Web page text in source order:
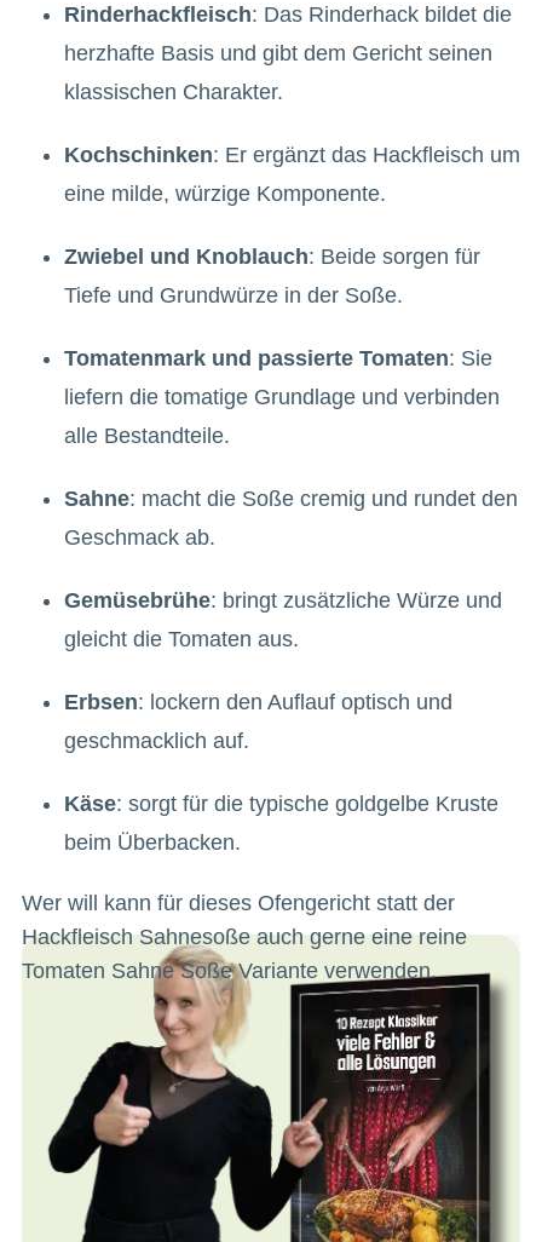
Rinderhackfleisch: Das Rinderhack bildet die
herzhafte Basis und gibt dem Gericht seinen
klassischen Charakter.
Kochschinken: Er ergänzt das Hackfleisch um
eine milde, würzige Komponente.
Zwiebel und Knoblauch: Beide sorgen für
Tiefe und Grundwürze in der Soße.
Tomatenmark und passierte Tomaten: Sie
liefern die tomatige Grundlage und verbinden
alle Bestandteile.
Sahne: macht die Soße cremig und rundet den
Geschmack ab.
Gemüsebrühe: bringt zusätzliche Würze und
gleicht die Tomaten aus.
Erbsen: lockern den Auflauf optisch und
geschmacklich auf.
Käse: sorgt für die typische goldgelbe Kruste
beim Überbacken.
Wer will kann für dieses Ofengericht statt der
Hackfleisch Sahnesoße auch gerne eine reine
Tomaten Sahne Soße Variante verwenden.